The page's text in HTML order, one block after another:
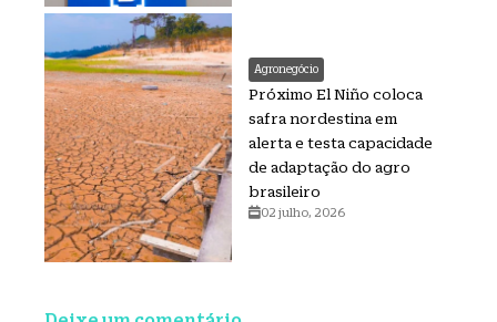
Agronegócio
Próximo El Niño coloca
safra nordestina em
alerta e testa capacidade
de adaptação do agro
brasileiro
02 julho, 2026